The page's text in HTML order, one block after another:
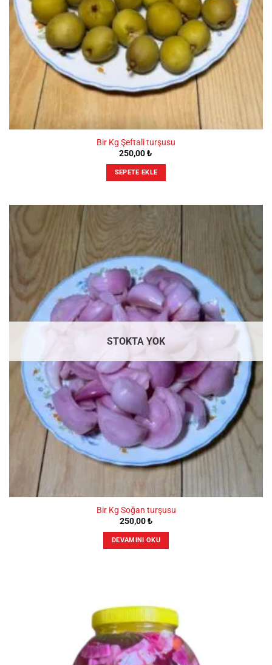
Bir Kg Şeftali turşusu
250,00₺
SEPETE EKLE
STOKTA YOK
Bir Kg Soğan turşusu
250,00₺
DEVAMINI OKU